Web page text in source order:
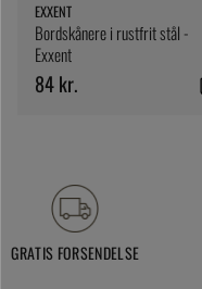
EXXENT
Bordskånere i rustfrit stål -
Exxent
84 kr.
GRATIS FORSENDELSE